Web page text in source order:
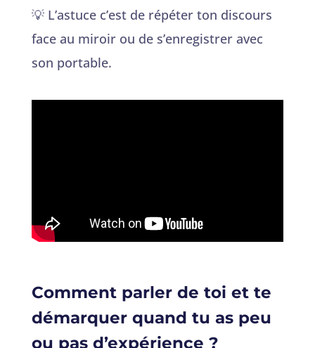
💡 L’astuce c’est de répéter ton discours
face au miroir ou de s’enregistrer avec
son portable.
Comment parler de toi et te
démarquer quand tu as peu
ou pas d’expérience ?